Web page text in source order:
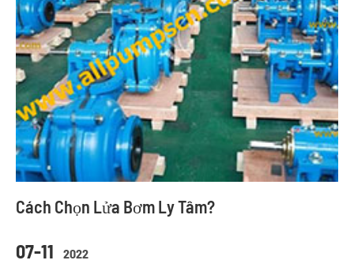
07-11 2022
Cách Chọn Lửa Bơm Ly Tâm?